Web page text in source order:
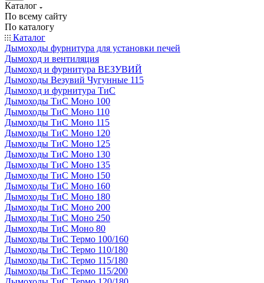
Каталог
По всему сайту
По каталогу
Каталог
Дымоходы фурнитура для установки печей
Дымоход и вентиляция
Дымоход и фурнитура ВЕЗУВИЙ
Дымоходы Везувий Чугунные 115
Дымоход и фурнитура ТиС
Дымоходы ТиС Моно 100
Дымоходы ТиС Моно 110
Дымоходы ТиС Моно 115
Дымоходы ТиС Моно 120
Дымоходы ТиС Моно 125
Дымоходы ТиС Моно 130
Дымоходы ТиС Моно 135
Дымоходы ТиС Моно 150
Дымоходы ТиС Моно 160
Дымоходы ТиС Моно 180
Дымоходы ТиС Моно 200
Дымоходы ТиС Моно 250
Дымоходы ТиС Моно 80
Дымоходы ТиС Термо 100/160
Дымоходы ТиС Термо 110/180
Дымоходы ТиС Термо 115/180
Дымоходы ТиС Термо 115/200